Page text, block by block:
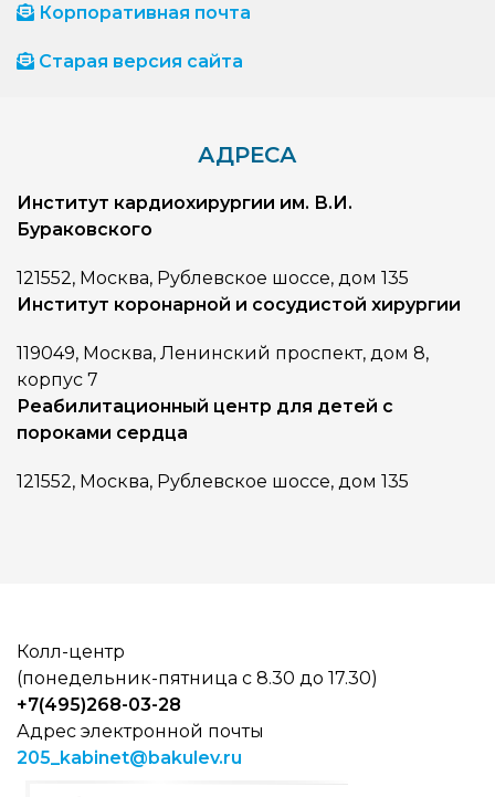
Корпоративная почта
Старая версия сайта
АДРЕСА
Институт кардиохирургии им. В.И.
Бураковского
121552, Москва, Рублевское шоссе, дом 135
Институт коронарной и сосудистой хирургии
119049, Москва, Ленинский проспект, дом 8,
корпус 7
Реабилитационный центр для детей с
пороками сердца
121552, Москва, Рублевское шоссе, дом 135
Колл-центр
(понедельник-пятница с 8.30 до 17.30)
+7(495)268-03-28
Адрес электронной почты
205_kabinet@bakulev.ru